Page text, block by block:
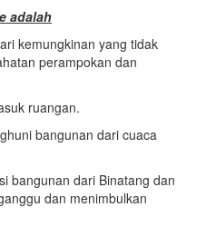
adalah
kemungkinan yang tidak
perampokan dan
ruangan.
bangunan dari cuaca
bangunan dari Binatang dan
dan menimbulkan